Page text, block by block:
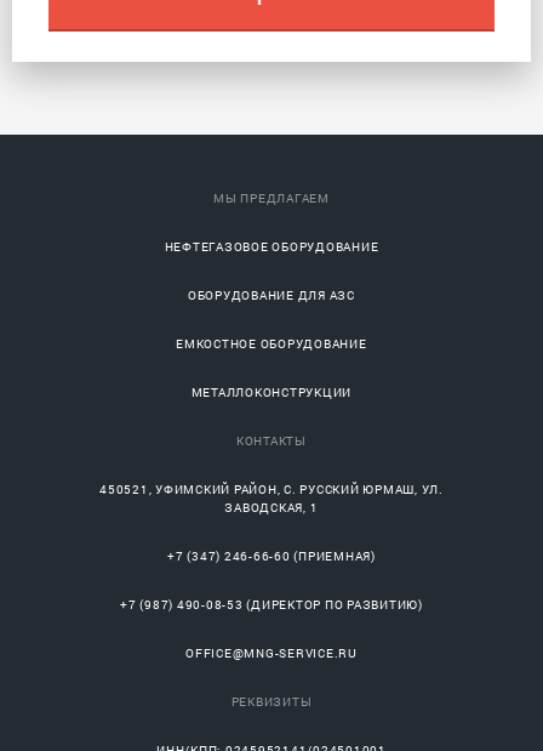
МЫ ПРЕДЛАГАЕМ
НЕФТЕГАЗОВОЕ ОБОРУДОВАНИЕ
ОБОРУДОВАНИЕ ДЛЯ АЗС
ЕМКОСТНОЕ ОБОРУДОВАНИЕ
МЕТАЛЛОКОНСТРУКЦИИ
КОНТАКТЫ
450521 ,УФИМСКИЙ РАЙОН, С.РУССКИЙ ЮРМАШ, УЛ.
ЗАВОДСКАЯ, 1
+7 (347) 246-66-60 (ПРИЕМНАЯ)
+7 (987) 490-08-53 (ДИРЕКТОР ПО РАЗВИТИЮ)
OFFICE@MNG-SERVICE.RU
РЕКВИЗИТЫ